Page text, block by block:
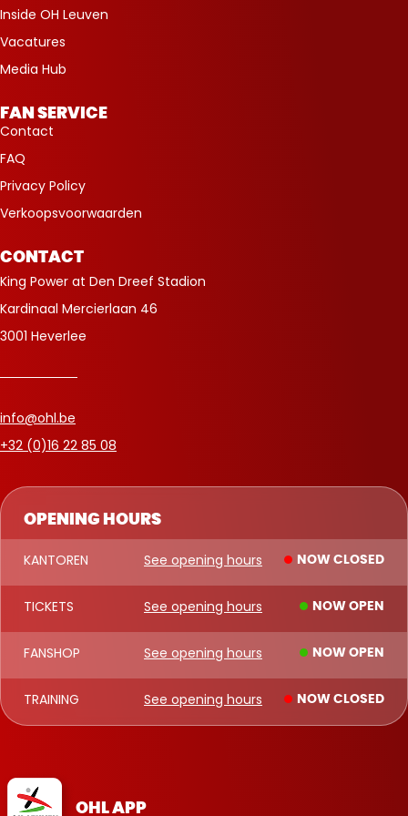
OPENING HOURS
KANTOREN See opening hours NOW CLOSED
TICKETS See opening hours NOW OPEN
FANSHOP See opening hours NOW OPEN
TRAINING See opening hours NOW CLOSED
Inside OH Leuven
Vacatures
Media Hub
FAN SERVICE
Contact
FAQ
Privacy Policy
Verkoopsvoorwaarden
CONTACT
King Power at Den Dreef Stadion
Kardinaal Mercierlaan 46
3001 Heverlee
info@ohl.be
+32 (0)16 22 85 08
OHL APP